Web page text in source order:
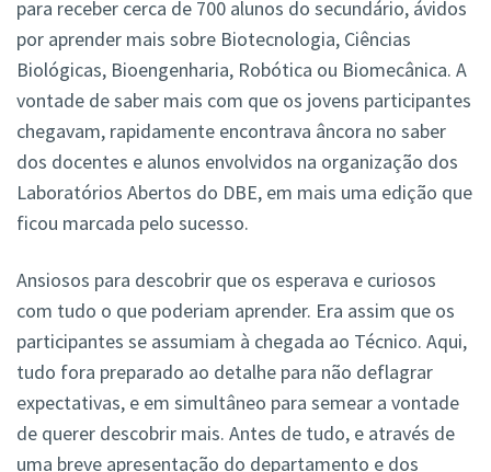
para receber cerca de 700 alunos do secundário, ávidos
por aprender mais sobre Biotecnologia, Ciências
Biológicas, Bioengenharia, Robótica ou Biomecânica. A
vontade de saber mais com que os jovens participantes
chegavam, rapidamente encontrava âncora no saber
dos docentes e alunos envolvidos na organização dos
Laboratórios Abertos do DBE, em mais uma edição que
ficou marcada pelo sucesso.
Ansiosos para descobrir que os esperava e curiosos
com tudo o que poderiam aprender. Era assim que os
participantes se assumiam à chegada ao Técnico. Aqui,
tudo fora preparado ao detalhe para não deflagrar
expectativas, e em simultâneo para semear a vontade
de querer descobrir mais. Antes de tudo, e através de
uma breve apresentação do departamento e dos